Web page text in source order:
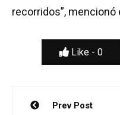
recorridos”,
Like - 0
Navegación
Prev Post